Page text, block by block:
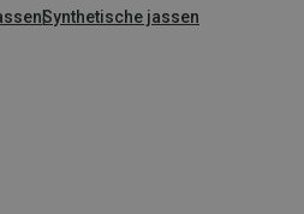
Synthetische jassen